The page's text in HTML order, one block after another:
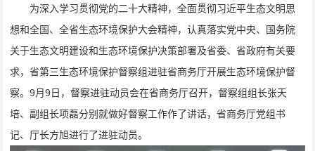
为深入学习贯彻党的二十大精神，全面贯彻习近平生态文明思
想和全国、全省生态环境保护大会精神，认真落实党中央、国务院
关于生态文明建设和生态环境保护决策部署及省委、省政府有关要
求，省第三生态环境保护督察组进驻省商务厅开展生态环境保护督
察。9月9日，督察进驻动员会在省商务厅召开，督察组组长张天
培、副组长项磊分别就做好督察工作作了讲话，省商务厅党组书
记、厅长方旭进行了进驻动员。